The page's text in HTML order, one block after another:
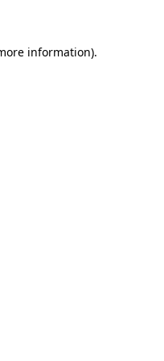
information).